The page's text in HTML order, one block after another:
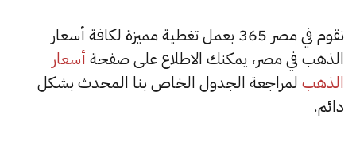
نقوم في مصر 365 بعمل تغطية مميزة لكافة أسعار
الذهب في مصر، يمكنك الاطلاع على صفحة أسعار
الذهب لمراجعة الجدول الخاص بنا المحدث بشكل
دائم.